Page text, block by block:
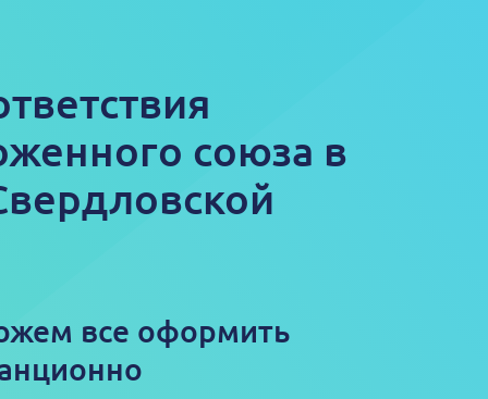
союза в
все оформить